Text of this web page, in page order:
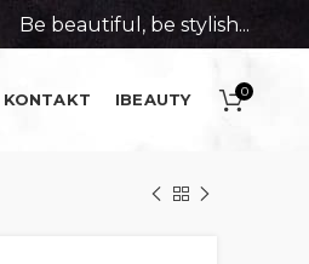
Be beautiful, be stylish...
KONTAKT IBEAUTY 0